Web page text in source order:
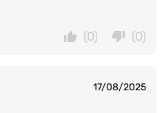
(0)
(0)
17/08/2025